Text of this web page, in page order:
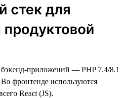
стек для
бэкенд-приложений — PHP 7.4/8.1
фронтенде используются
React (JS).